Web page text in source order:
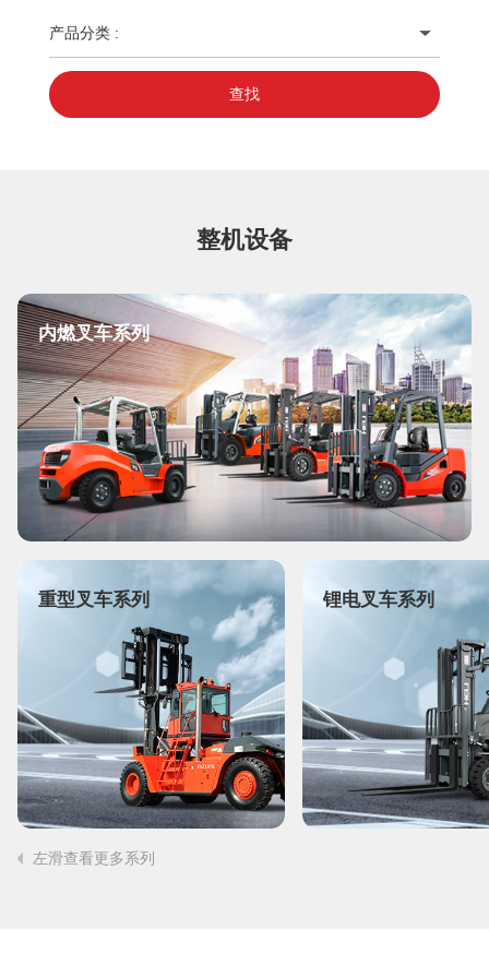
产品分类 :
查找
整机设备
内燃叉车系列
重型叉车系列 锂电叉车系列
左滑查看更多系列